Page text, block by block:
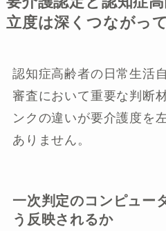
立度は深くつながっ
認知症高齢者の日常生活
審査において重要な判断
ンクの違いが要介護度を
ありません。
一次判定のコンピュー
う反映されるか